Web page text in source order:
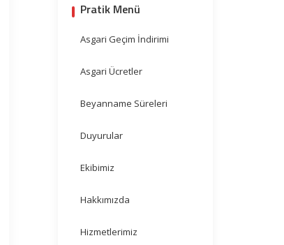
Pratik Menü
Asgari Geçim İndirimi
Asgari Ücretler
Beyanname Süreleri
Duyurular
Ekibimiz
Hakkımızda
Hizmetlerimiz